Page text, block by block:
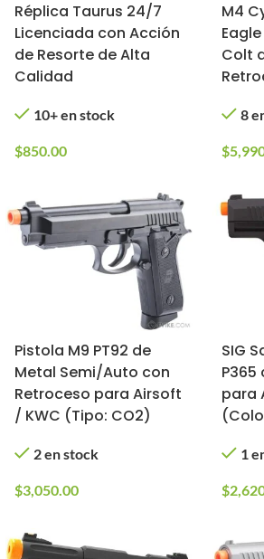
Réplica Taurus 24/7
Licenciada con Acción
de Resorte de Alta
Calidad
10+ en stock
$850.00
M4
Colt
8
$
Pistola M9 PT92 de
Metal Semi/Auto con
Retroceso para Airsoft
/ KWC (Tipo: CO2)
2 en stock
$3,050.00
SIG
P365
para
1
$